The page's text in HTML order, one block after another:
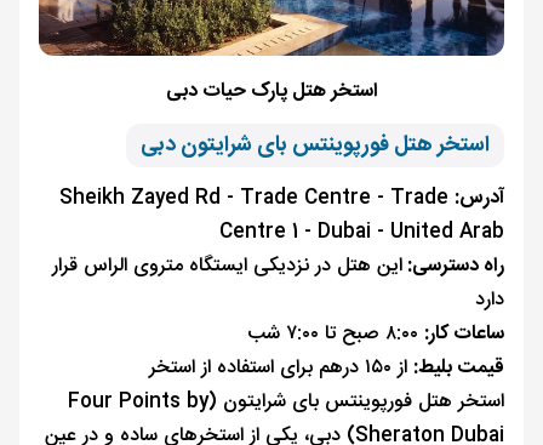
استخر هتل پارک حیات دبی
استخر هتل فورپوینتس بای شرایتون دبی
آدرس: Sheikh Zayed Rd - Trade Centre - Trade
Centre 1 - Dubai - United Arab
راه دسترسی:این هتل در نزدیکی ایستگاه متروی الراس قرار
دارد
ساعات کار:
قیمت بلیط: از ۱۵۰ درهم برای استفاده از استخر
استخر هتل فورپوینتس بای شرایتون (Four Points by
Sheraton Dubai) دبی، یکی از استخرهای ساده و در عین